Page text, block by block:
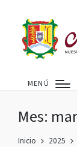
MENÚ
Mes:
Inicio 2025